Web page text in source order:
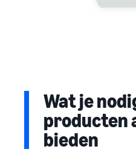
Wat je
producten
bieden